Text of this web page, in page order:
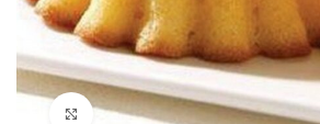
Click to enlarge